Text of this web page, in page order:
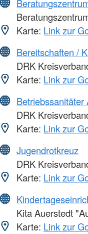
Karte: Link zur
Bereitschaften /
DRK
Karte: Link zur
Betriebssanitäter
DRK
Karte: Link zur
Jugendrotkreuz
DRK
Karte: Link zur
Kita Auerstedt
Karte: Link zur